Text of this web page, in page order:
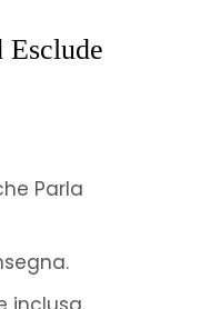
Esclude
Parla